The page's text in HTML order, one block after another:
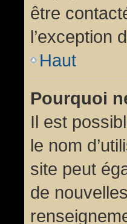
être
l’exception
Haut
Pourquoi
Il est
le nom
site peut
de